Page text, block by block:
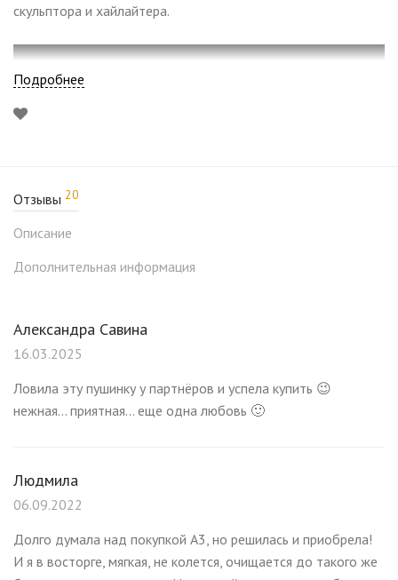
скульптора и хайлайтера.
Подробнее
Отзывы 20
Описание
Дополнительная информация
Александра Савина
16.03.2025
Ловила эту пушинку у партнёров и успела купить 😉
нежная… приятная… еще одна любовь 🙂
Людмила
06.09.2022
Долго думала над покупкой А3, но решилась и приобрела!
И я в восторге, мягкая, не колется, очищается до такого же